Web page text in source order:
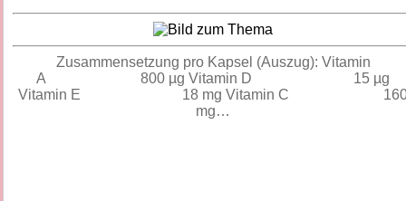
Zusammensetzung pro Kapsel (Auszug): Vitamin
A 800 µg Vitamin D 15 µg
Vitamin E 18 mg Vitamin C
mg…